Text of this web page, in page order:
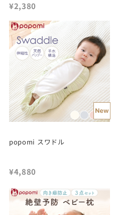
¥2,380
popomi スワドル
¥4,880